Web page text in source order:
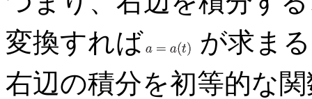
変換すれば
が求ま
右辺の積分を初等的な